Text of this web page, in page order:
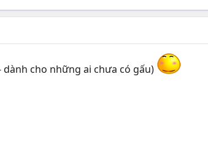
cho những ai chưa có gấu)